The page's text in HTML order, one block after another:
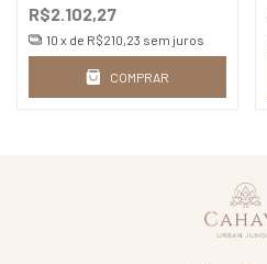
R$2.102,27
10 x de R$210,23 sem juros
COMPRAR